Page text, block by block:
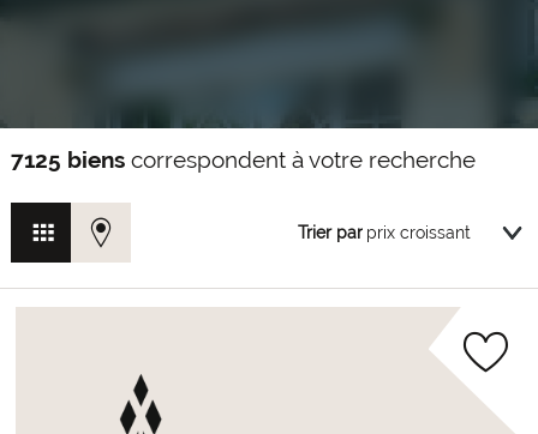
7125 bienscorrespondent à votre recherche
Trier par